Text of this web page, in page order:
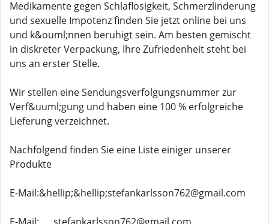
Medikamente gegen Schlaflosigkeit, Schmerzlinderung
und sexuelle Impotenz finden Sie jetzt online bei uns
und k&ouml;nnen beruhigt sein. Am besten gemischt
in diskreter Verpackung, Ihre Zufriedenheit steht bei
uns an erster Stelle.
Wir stellen eine Sendungsverfolgungsnummer zur
Verf&uuml;gung und haben eine 100 % erfolgreiche
Lieferung verzeichnet.
Nachfolgend finden Sie eine Liste einiger unserer
Produkte
E-Mail:&hellip;&hellip;stefankarlsson762@gmail.com